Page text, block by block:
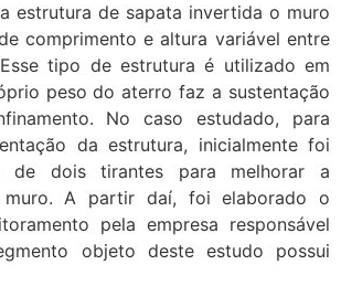
estrutura de sapata invertida o muro
comprimento e altura variável entre
tipo de estrutura é utilizado em
peso do aterro faz a sustentação
No caso estudado, para
da estrutura, inicialmente foi
de dois tirantes para melhorar a
muro. A partir daí, foi elaborado o
pela empresa responsável
objeto deste estudo possui